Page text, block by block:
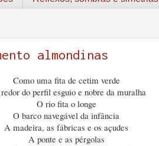
almondinas
Como uma fita de cetim verde
do perfil esguio e nobre da muralha
O rio fita o longe
O barco navegável da infância
A madeira, as fábricas e os açudes
A ponte e as pérgolas